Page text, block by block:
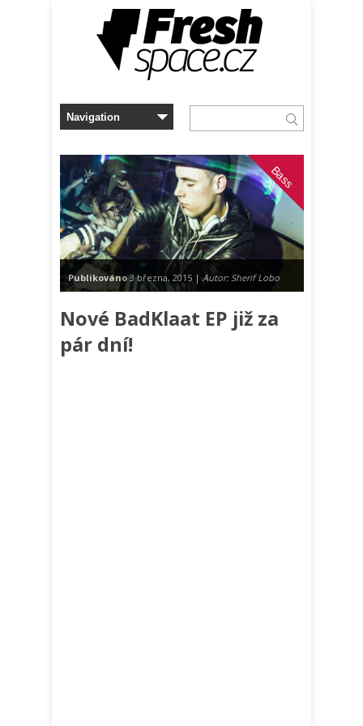
Bass
Publikováno3 března, 2015 |Autor: Sherif Lobo
Nové BadKlaat EP již za
pár dní!